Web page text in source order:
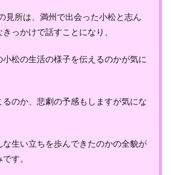
見所は、満州で出会った小松と志ん
っかけで話すことになり、
小松の生活の様子を伝えるのかが気に
のか、悲劇の予感もしますが気にな
生い立ちを歩んできたのかの全貌が
す。